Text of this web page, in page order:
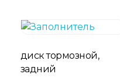
диск тормозной,
задний